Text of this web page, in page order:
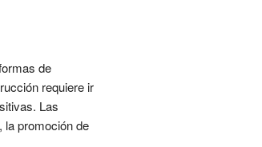
de
requiere ir
Las
la promoción de